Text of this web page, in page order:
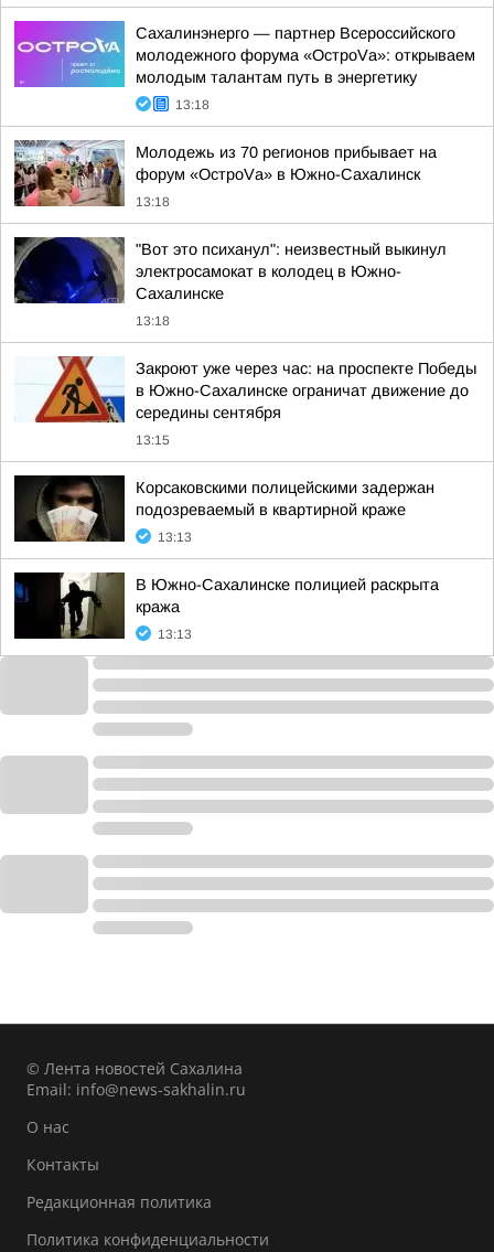
Сахалинэнерго — партнер Всероссийского
молодежного форума «ОстроVа»: открываем
молодым талантам путь в энергетику
13:18
Молодежь из 70 регионов прибывает на
форум «ОстроVа» в Южно-Сахалинск
13:18
"Вот это психанул": неизвестный выкинул
электросамокат в колодец в Южно-
Сахалинске
13:18
Закроют уже через час: на проспекте Победы
в Южно-Сахалинске ограничат движение до
середины сентября
13:15
Корсаковскими полицейскими задержан
подозреваемый в квартирной краже
13:13
В Южно-Сахалинске полицией раскрыта
кража
13:13
© Лента новостей Сахалина
Email: info@news-sakhalin.ru
О нас
Контакты
Редакционная политика
Политика конфиденциальности